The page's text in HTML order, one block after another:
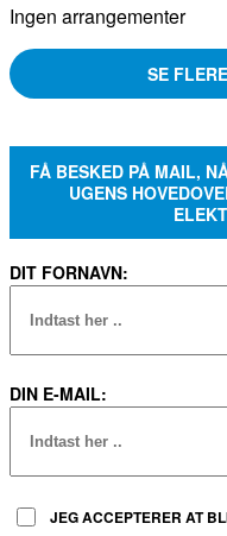
Ingen arrangementer
SE
FÅ BESKED PÅ MAIL,
UGENS
DIT FORNAVN:
DIN E-MAIL:
JEG ACCEPTERER AT